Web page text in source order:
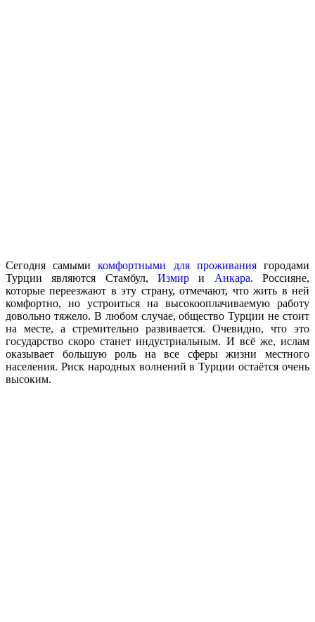
Сегодня самымикомфортными для проживаниягородами
Турции являются Стамбул, Измир и Анкара. Россияне,
которые переезжают в эту страну, отмечают, что жить в ней
комфортно, но устроиться на высокооплачиваемую работу
довольно тяжело. В любом случае, общество Турции не стоит
на месте, а стремительно развивается. Очевидно, что это
государство скоро станет индустриальным. И всё же, ислам
оказывает большую роль на все сферы жизни местного
населения. Риск народных волнений в Турции остаётся очень
высоким.